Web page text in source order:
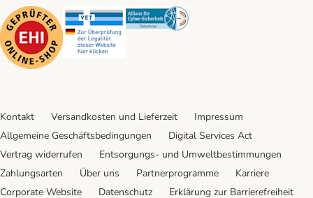
Security Security Security
Kontakt Versandkosten und Lieferzeit
Impressum
Allgemeine Geschäftsbedingungen
Digital Services Act
Vertrag widerrufen
Entsorgungs- und Umweltbestimmungen
Zahlungsarten
Über uns Partnerprogramme
Karriere
Corporate Website
Datenschutz Erklärung zur Barrierefreiheit